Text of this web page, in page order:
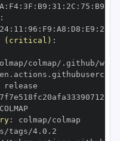
: F4: 3F : B9 : 31 : 2C : 75 : B9
24: 11 : 96 : F9 : A8 : D8 : E9 : 28
(critical) :
colmap/.github/
PyCOLMAP
: